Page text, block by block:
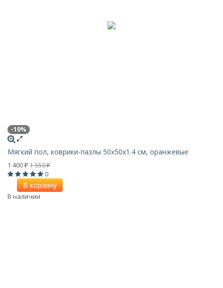
-10%
Мягкий пол, коврики-пазлы 50x50x1.4 см, оранжевые
1 400 ₽ 1 550₽
0
В корзину
В наличии